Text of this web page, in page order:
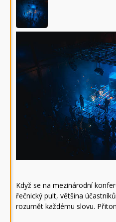
Když se na mezinárodní
řečnický pult, většina
rozumět každému slovu.